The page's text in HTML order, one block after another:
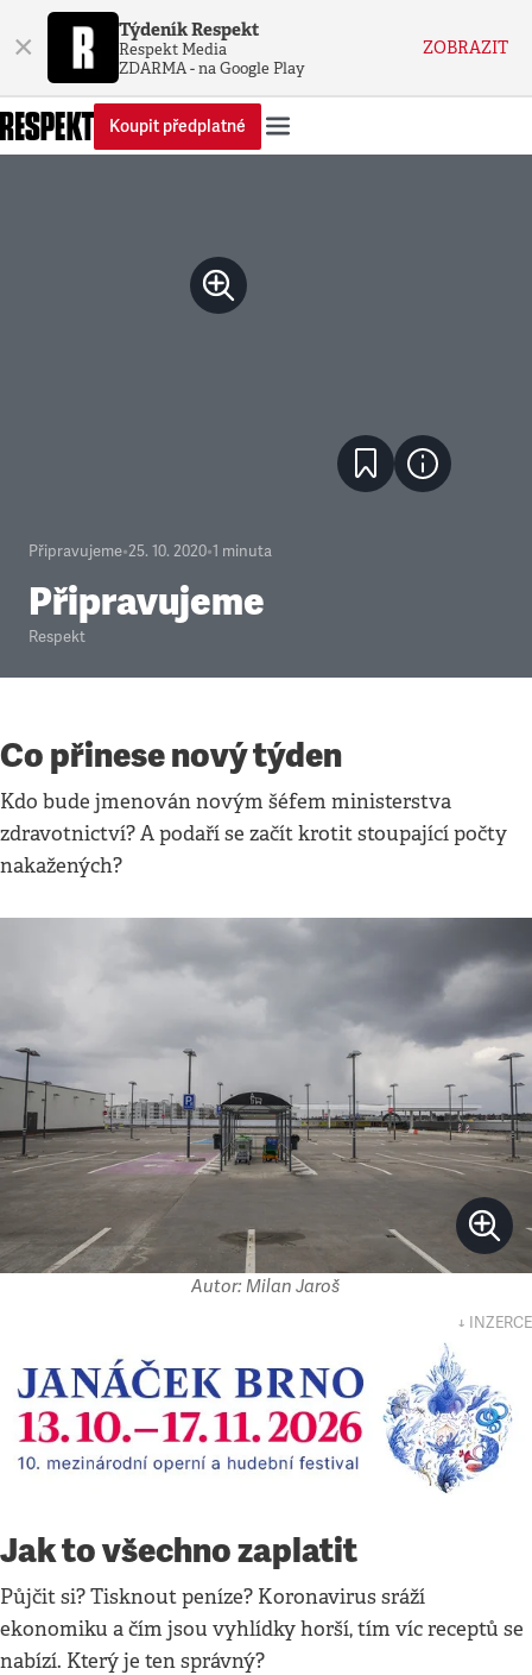
× Týdeník Respekt
Respekt Media
ZDARMA - na Google Play
ZOBRAZIT
Koupit předplatné
Připravujeme•25. 10. 2020•1 minuta
Připravujeme
Respekt
Co přinese nový týden
Kdo bude jmenován novým šéfem ministerstva
zdravotnictví? A podaří se začít krotit stoupající počty
nakažených?
Autor: Milan Jaroš
↓ INZERCE
Jak to všechno zaplatit
Půjčit si? Tisknout peníze? Koronavirus sráží
ekonomiku a čím jsou vyhlídky horší, tím víc receptů se
nabízí. Který je ten správný?